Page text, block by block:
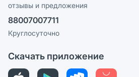
Ваши товары на ЕАПТЕКЕ
Политика конфиденциальности
Пользовательское соглашение
Политика рекомендаций
Этика и соответствие
Политика в отношении обработки
отзывы и предложения
88007007711
Круглосуточно
Скачать приложение